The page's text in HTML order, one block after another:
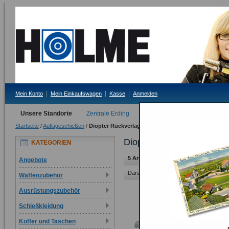
Mein Konto Mein Einkaufswagen Kasse Anmelden
Unsere Standorte Zentrale Erding
Startseite /Auflageschießen / Diopter Rückverlagerungen
Diopter
5 Artikel
Darstellung als: Raster Liste
KATEGORIEN
Angebote
Waffenzubehör
Ausrüstungszubehör
Schießkleidung
Koffer und Taschen